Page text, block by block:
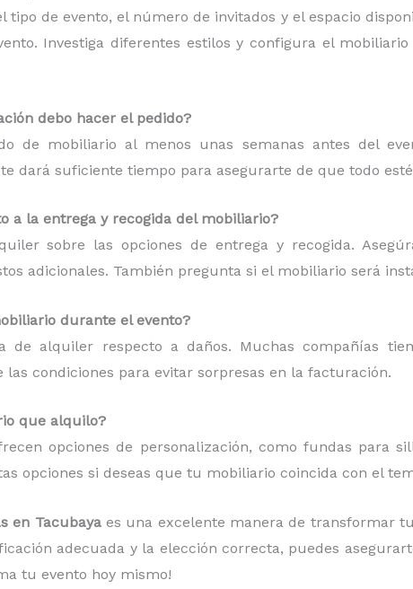
tipo de evento, el número de invitados y el espacio
Investiga diferentes estilos y configura el
debo hacer el pedido?
de mobiliario al menos unas semanas antes del
dará suficiente tiempo para asegurarte de que todo
a la entrega y recogida del mobiliario?
sobre las opciones de entrega y recogida.
adicionales. También pregunta si el mobiliario será
durante el evento?
de alquiler respecto a daños. Muchas compañías
condiciones para evitar sorpresas en la facturación.
que alquilo?
opciones de personalización, como fundas para
opciones si deseas que tu mobiliario coincida con el
en Tacubaya es una excelente manera de transformar
adecuada y la elección correcta, puedes
tu evento hoy mismo!